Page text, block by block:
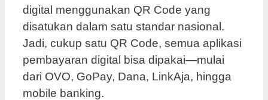
digital menggunakan QR Code yang
disatukan dalam satu standar nasional.
Jadi, cukup satu QR Code, semua aplikasi
pembayaran digital bisa dipakai—mulai
dari OVO, GoPay, Dana, LinkAja, hingga
mobile banking.